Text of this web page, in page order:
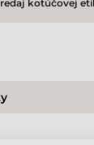
kotúčovej